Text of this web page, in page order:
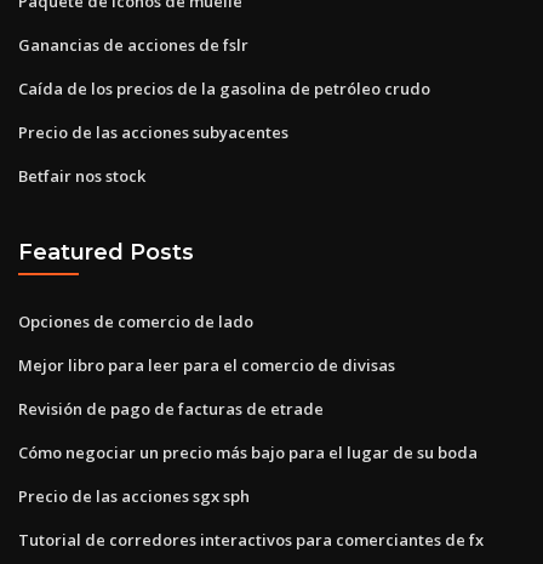
Ganancias de acciones de fslr
Caída de los precios de la gasolina de petróleo crudo
Precio de las acciones subyacentes
Betfair nos stock
Featured Posts
Opciones de comercio de lado
Mejor libro para leer para el comercio de divisas
Revisión de pago de facturas de etrade
Cómo negociar un precio más bajo para el lugar de su boda
Precio de las acciones sgx sph
Tutorial de corredores interactivos para comerciantes de fx